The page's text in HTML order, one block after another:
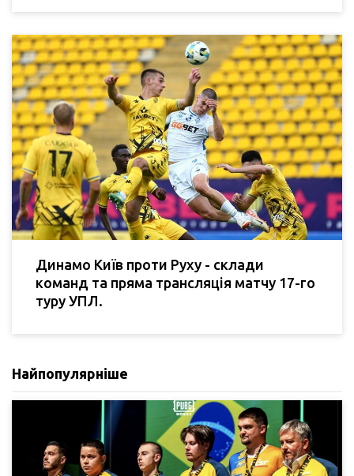
Динамо Київ проти Руху - склади
команд та пряма трансляція матчу 17-го
туру УПЛ.
Найпопулярніше